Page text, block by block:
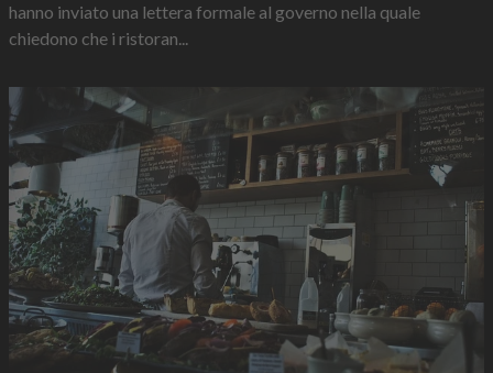
hanno inviato una lettera formale al governo nella quale
chiedono che i ristoran...